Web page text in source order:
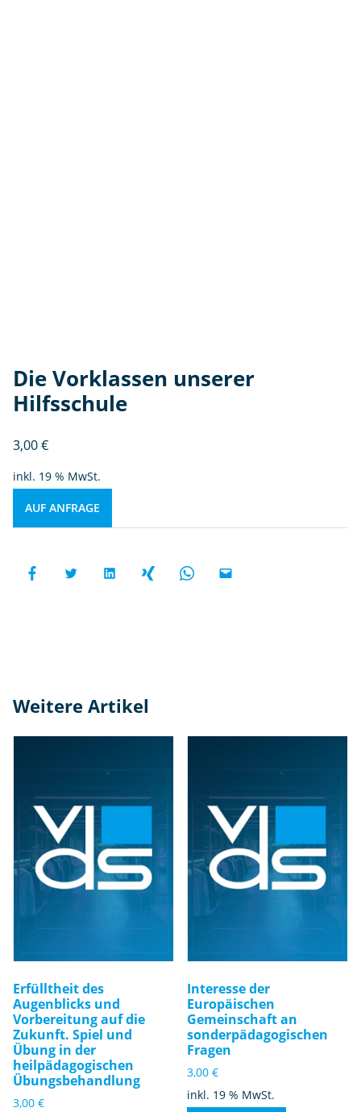
Die Vorklassen unserer
Hilfsschule
3,00€
inkl. 19 % MwSt.
AUF ANFRAGE
Weitere Artikel
Erfülltheit des
Augenblicks und
Vorbereitung auf die
Zukunft. Spiel und
Übung in der
heilpädagogischen
Übungsbehandlung
3,00 €
Interesse der
Europäischen
Gemeinschaft an
sonderpädagogischen
Fragen
3,00€
inkl. 19 % MwSt.